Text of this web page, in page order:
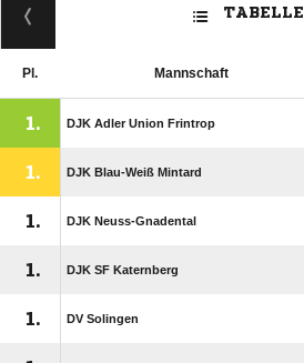
TABELLE
Pl. Mannschaft
1. DJK Adler Union Frintrop
1. DJK Blau-Weiß Mintard
1. DJK Neuss-Gnadental
1. DJK SF Katernberg
1. DV Solingen